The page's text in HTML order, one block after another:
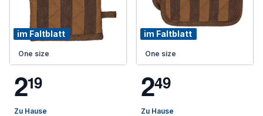
im Faltblatt
One size
219
Zu Hause
im Faltblatt
One size
249
Zu Hause